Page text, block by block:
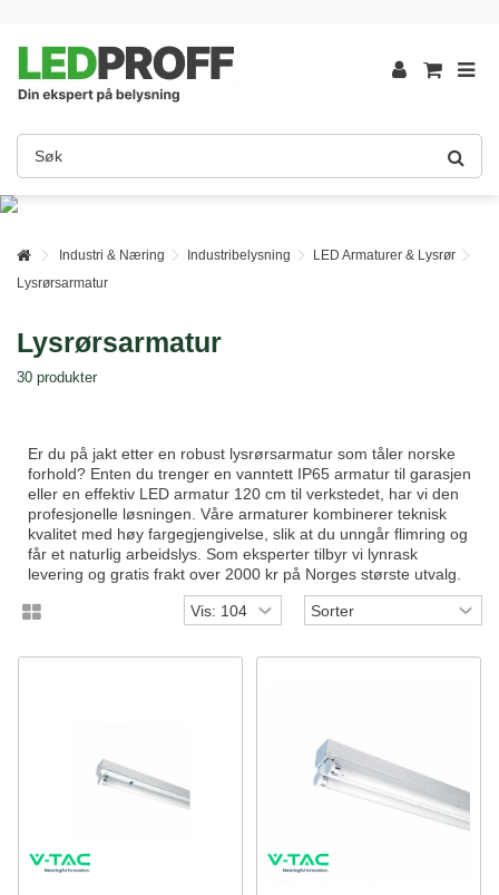
Industri & Næring Industribelysning
LED Armaturer & Lysrør
Lysrørsarmatur
Lysrørsarmatur
30 produkter
Er du på jakt etter en robust lysrørsarmatur som tåler norske
forhold? Enten du trenger en vanntett IP65 armatur til garasjen
eller en effektiv LED armatur 120 cm til verkstedet, har vi den
profesjonelle løsningen. Våre armaturer kombinerer teknisk
kvalitet med høy fargegjengivelse, slik at du unngår flimring og
får et naturlig arbeidslys. Som eksperter tilbyr vi lynrask
levering og gratis frakt over 2000 kr på Norges største utvalg.